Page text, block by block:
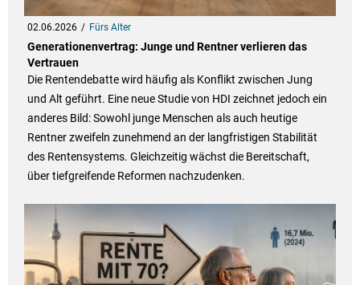
02.06.2026 Fürs Alter
Generationenvertrag: Junge und Rentner verlieren das
Vertrauen
Die Rentendebatte wird häufig als Konflikt zwischen Jung
und Alt geführt. Eine neue Studie von HDI zeichnet jedoch ein
anderes Bild: Sowohl junge Menschen als auch heutige
Rentner zweifeln zunehmend an der langfristigen Stabilität
des Rentensystems. Gleichzeitig wächst die Bereitschaft,
über tiefgreifende Reformen nachzudenken.